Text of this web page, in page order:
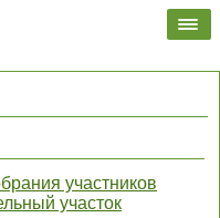
участников
участок